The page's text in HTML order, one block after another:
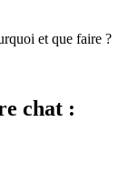
et que faire ?
chat :